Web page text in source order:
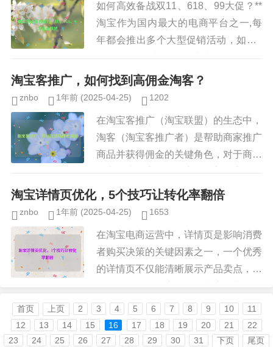
如何高效备战双11、618、99大促？**
淘宝作为国内最大的电商平台之一,每
年都会推出多个大型促销活动，如双1
1、618、99大促等，这些活动不仅能
带来巨大的流量和销售额，还能提升店
淘宝客推广，如何找到高佣金淘客？
znbo 1年前 (2025-04-25) 1202
在淘宝客推广（淘宝联盟）的生态中，
淘客（淘宝客推广者）是帮助商家推广
商品并获得佣金的关键角色，对于商家
而言，找到高佣金淘客意味着更高的转
化率和更稳定的销量；而对于淘客来
淘宝详情页优化，5个技巧让转化率翻倍
znbo 1年前 (2025-04-25) 1653
在淘宝电商运营中，详情页是影响消费
者购买决策的关键因素之一，一个优秀
的详情页不仅能清晰展示产品卖点，还
设计上存在误区，导致流量虽高但转化
率低，本文将分享5个核心优化技...
首页 上页 2 3 4 5 6 7 8 9 10
11
12
13 14 15 16 17 18 19 20 21
22
23
24 25 26 27 28 29 30 31 下页 尾页